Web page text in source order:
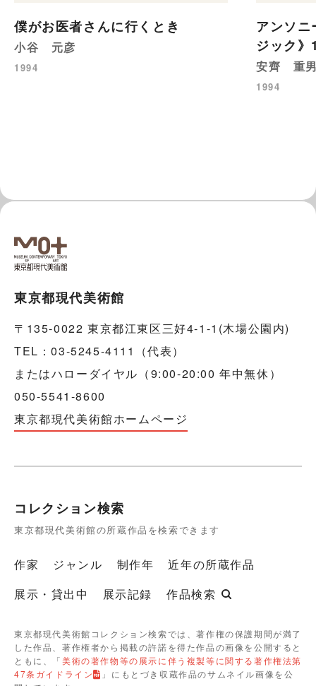
僕がお医者さんに行くとき
小谷 元彦
1994
アンソ
ジック
安齊 重
1994
東京都現代美術館
〒135-0022 東京都江東区三好4-1-1(木場公園内)
TEL：03-5245-4111（代表）
またはハローダイヤル（9:00-20:00 年中無休）
050-5541-8600
東京都現代美術館ホームページ
コレクション検索
東京都現代美術館の所蔵作品を検索できます
作家 ジャンル 制作年
近年の所蔵作品
展示・貸出中
展示記録 作品検索
東京都現代美術館コレクション検索では、著作権の保護期間が満了
した作品、著作権者から掲載の許諾を得た作品の画像を公開すると
ともに、「美術の著作物等の展示に伴う複製等に関する著作権法第
47条ガイドライン
」にもとづき収蔵作品のサムネイル画像を公